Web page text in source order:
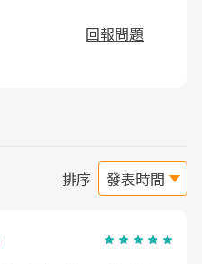
回報問題
排序